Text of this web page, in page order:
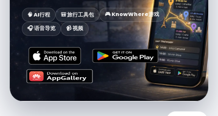
🧠 AI行程 🎒 旅行工具包
🎮 KnowWhere游戏
🎧 语音导览
📹 视频